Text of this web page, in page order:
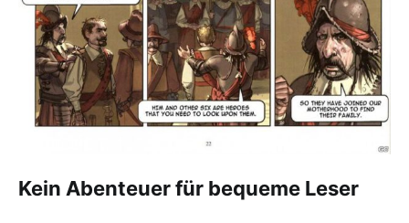
Kein Abenteuer für bequeme Leser